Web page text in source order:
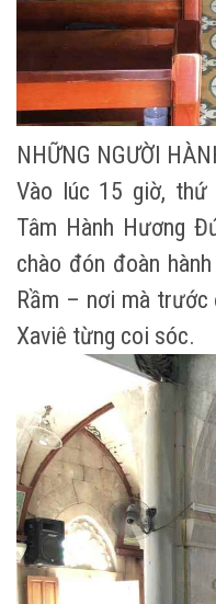
NHỮNG NGƯỜI
Vào lúc 15 giờ, thứ
Tâm Hành Hương
chào đón đoàn
Rầm – nơi mà trước
Xaviê từng coi sóc.